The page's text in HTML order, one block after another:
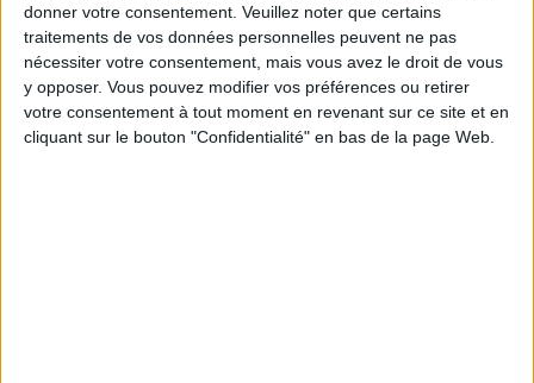
donner votre consentement. Veuillez noter que certains
traitements de vos données personnelles peuvent ne pas
nécessiter votre consentement, mais vous avez le droit de vous
y opposer. Vous pouvez modifier vos préférences ou retirer
votre consentement à tout moment en revenant sur ce site et en
cliquant sur le bouton "Confidentialité" en bas de la page Web.
Peut-on remplacer la viande par des féculents ?
Consultation diététique du 05/08/2026